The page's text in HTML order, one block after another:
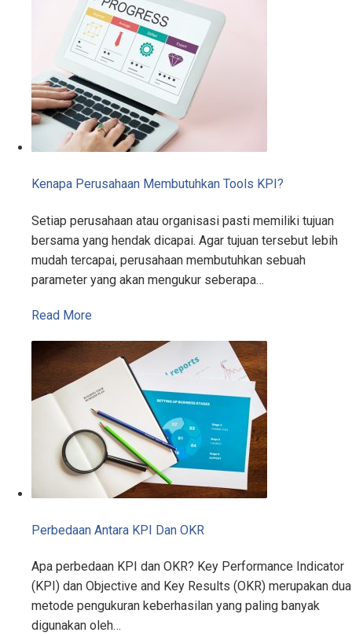
Kenapa Perusahaan Membutuhkan Tools KPI?
Setiap perusahaan atau organisasi pasti memiliki tujuan
bersama yang hendak dicapai. Agar tujuan tersebut lebih
mudah tercapai, perusahaan membutuhkan sebuah
parameter yang akan mengukur seberapa…
Read More
Perbedaan Antara KPI Dan OKR
Apa perbedaan KPI dan OKR? Key Performance Indicator
(KPI) dan Objective and Key Results (OKR) merupakan dua
metode pengukuran keberhasilan yang paling banyak
digunakan oleh…